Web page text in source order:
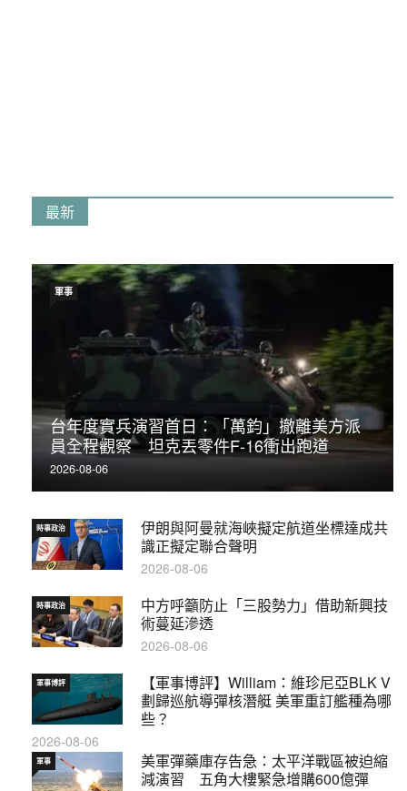
最新
台年度實兵演習首日：「萬鈞」撤離美方派
員全程觀察 坦克丟零件F-16衝出跑道
2026-08-06
軍事
伊朗與阿曼就海峽擬定航道坐標達成共
識正擬定聯合聲明
時事政治
2026-08-06
中方呼籲防止「三股勢力」借助新興技
術蔓延滲透
時事政治
2026-08-06
【軍事博評】William：維珍尼亞BLK V
劃歸巡航導彈核潛艇 美軍重訂艦種為哪
些？
軍事博評
2026-08-06
美軍彈藥庫存告急：太平洋戰區被迫縮
減演習 五角大樓緊急增購600億彈
軍事